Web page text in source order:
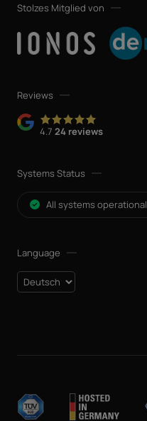
Stolzes Mitglied von
Reviews
4.7 24 reviews
Systems Status
All systems operational
Language